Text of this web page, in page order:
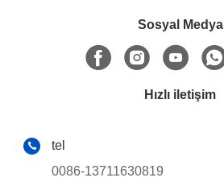
Sosyal Medya
Hızlı iletişim
tel
0086-13711630819